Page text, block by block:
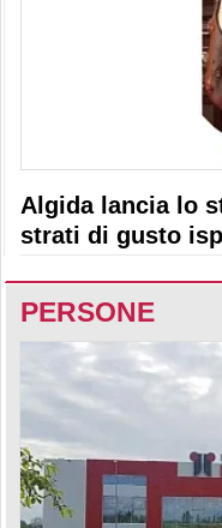
Algida lancia lo
strati di gusto
PERSONE